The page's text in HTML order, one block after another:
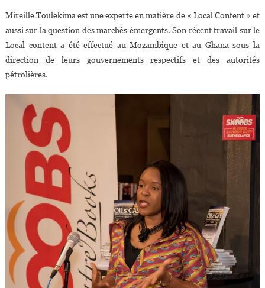
Mireille Toulekima est une experte en matière de « Local Content » et
aussi sur la question des marchés émergents. Son récent travail sur le
Local content a été effectué au Mozambique et au Ghana sous la
direction de leurs gouvernements respectifs et des autorités
pétrolières.